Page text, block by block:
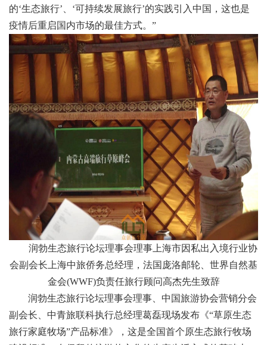
的‘生态旅行’、‘可持续发展旅行’的实践引入中国，这也是
疫情后重启国内市场的最佳方式。”
润勃生态旅行论坛理事会理事上海市因私出入境行业协
会副会长上海中旅侨务总经理，法国庞洛邮轮、世界自然基
金会(WWF)负责任旅行顾问高杰先生致辞
润勃生态旅行论坛理事会理事、中国旅游协会营销分会
副会长、中青旅联科执行总经理葛磊现场发布《“草原生态
旅行家庭牧场”产品标准》，这是全国首个原生态旅行牧场